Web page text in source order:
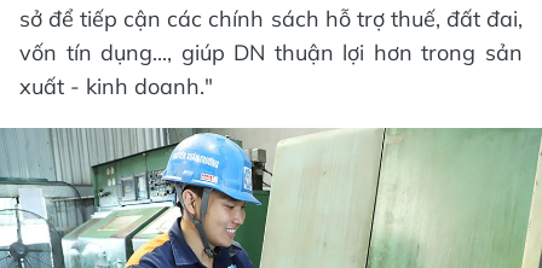
sở để tiếp cận các chính sách hỗ trợ thuế, đất đai,
vốn tín dụng..., giúp DN thuận lợi hơn trong sản
xuất - kinh doanh."